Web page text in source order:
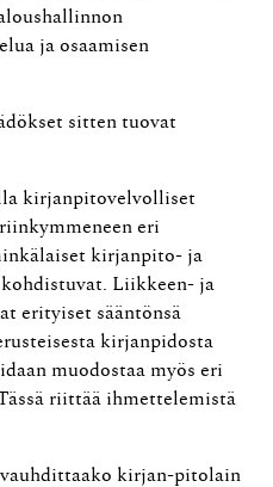
ja osaamisen
sitten tuovat
kirjanpitovelvolliset
eri
kirjanpito- ja
Liikkeen- ja
erityiset sääntönsä
kirjanpidosta
muodostaa myös eri
riittää ihmettelemistä
kirjan-pitolain